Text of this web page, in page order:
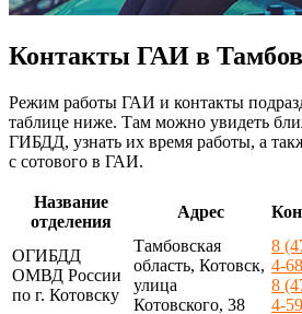
Контакты ГАИ в
Режим работы ГАИ и контакты
таблице ниже. Там можно увидеть
ГИБДД, узнать их время работы, а
с сотового в ГАИ.
Название
отделения
Адрес
ОГИБДД
ОМВД России
по г. Котовску
Тамбовская
область, Котовск,
улица
Котовского, 38
8
4-
8
4-